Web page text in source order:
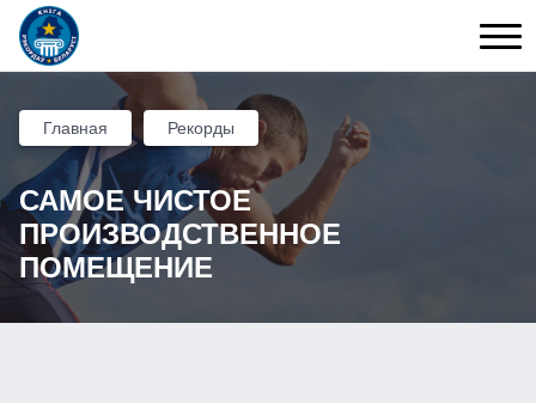
Главная Рекорды
САМОЕ ЧИСТОЕ
ПРОИЗВОДСТВЕННОЕ
ПОМЕЩЕНИЕ